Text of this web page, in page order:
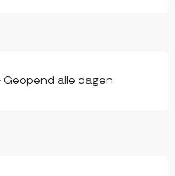
alle dagen